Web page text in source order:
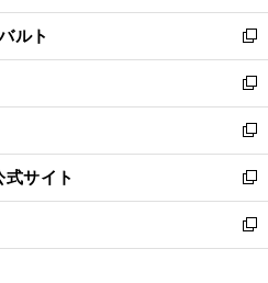
開
く
ウ
で
開
く
ン
ド
ウ
で
開
く
ウ
ィ
ン
ド
ウ
で
開
く
ルト
新
し
い
ウ
ィ
ン
ド
ウ
で
開
新
し
い
ウ
ィ
ン
ド
ウ
新
し
い
ウ
ィ
ン
サイト
新
し
い
ウ
新
し